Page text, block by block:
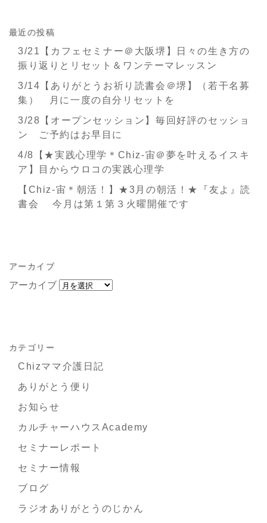
最近の投稿
3/21【カフェセミナー＠大阪堺】日々の生き方の
振り返りとリセット＆ワンテーマレッスン
3/14【ありがとうお祈り読書会＠堺】（若干名募
集） 月に一度の自分リセットを
3/28【オープンセッション】毎回好評のセッショ
ン ご予約はお早目に
4/8【★実践心理学＊Chiz-宙＠夢を叶えるイスキ
ア】目からウロコの実践心理学
【Chiz-宙＊朝活！】★3月の朝活！★『友よ』読
書会 今月は第１第３火曜開催です
アーカイブ
アーカイブ
カテゴリー
Chizママ介護日記
ありがとう便り
お知らせ
カルチャーハウスAcademy
セミナーレポート
セミナー情報
ブログ
ラジオありがとうのじかん